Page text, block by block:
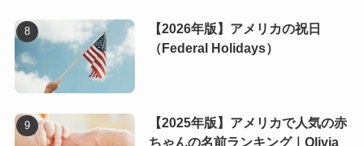
【2026年版】アメリカの祝日
（Federal Holidays）
【2025年版】アメリカで人気の赤
ちゃんの名前ランキング｜Olivia